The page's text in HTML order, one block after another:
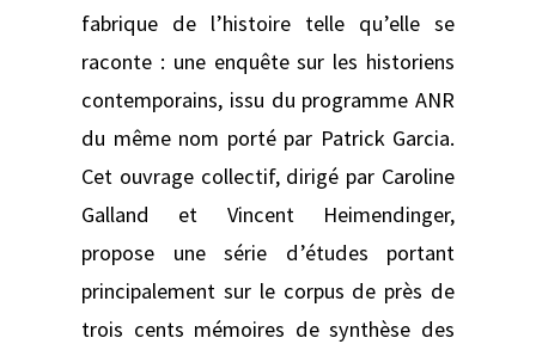
fabrique de l’histoire telle qu’elle se
raconte : une enquête sur les historiens
contemporains, issu du programme ANR
du même nom porté par Patrick Garcia.
Cet ouvrage collectif, dirigé par Caroline
Galland et Vincent Heimendinger,
propose une série d’études portant
principalement sur le corpus de près de
trois cents mémoires de synthèse des